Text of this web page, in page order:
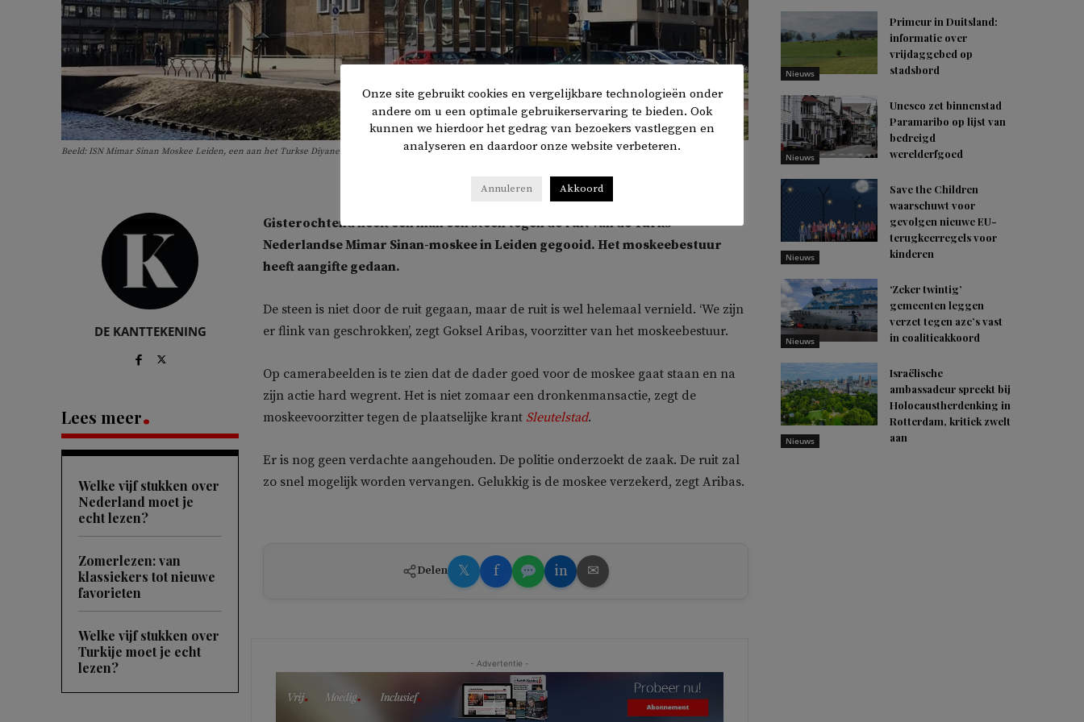
Beeld: ISN Mimar Sinan Moskee Leiden, een aan het Turkse Diyanet gelinkte moskee
DE KANTTEKENING
Lees meer
Welke vijf stukken over
Nederland moet je
echt lezen?
Zomerlezen: van
klassiekers tot nieuwe
favorieten
Welke vijf stukken over
Turkije moet je echt
lezen?
Gisterochtend heeft een man een steen tegen de ruit van de Turks-
Nederlandse Mimar Sinan-moskee in Leiden gegooid. Het moskeebestuur
heeft aangifte gedaan.
De steen is niet door de ruit gegaan, maar de ruit is wel helemaal vernield. ‘We zijn
er flink van geschrokken’, zegt Goksel Aribas, voorzitter van het moskeebestuur.
Op camerabeelden is te zien dat de dader goed voor de moskee gaat staan en na
zijn actie hard wegrent. Het is niet zomaar een dronkenmansactie, zegt de
moskeevoorzitter tegen de plaatselijke krant Sleutelstad.
Er is nog geen verdachte aangehouden. De politie onderzoekt de zaak. De ruit zal
zo snel mogelijk worden vervangen. Gelukkig is de moskee verzekerd, zegt Aribas.
Delen 𝕏 f in ✉
- Advertentie -
Nieuws
Primeur in Duitsland:
informatie over
vrijdaggebed op
stadsbord
Nieuws
Unesco zet binnenstad
Paramaribo op lijst van
bedreigd
werelderfgoed
Nieuws
Save the Children
waarschuwt voor
gevolgen nieuwe EU-
terugkeerregels voor
kinderen
Nieuws
‘Zeker twintig’
gemeenten leggen
verzet tegen azc’s vast
in coalitieakkoord
Nieuws
Israëlische
ambassadeur spreekt bij
Holocaustherdenking in
Rotterdam, kritiek zwelt
aan
Onze site gebruikt cookies en vergelijkbare technologieën onder
andere om u een optimale gebruikerservaring te bieden. Ook
kunnen we hierdoor het gedrag van bezoekers vastleggen en
analyseren en daardoor onze website verbeteren.
Annuleren Akkoord